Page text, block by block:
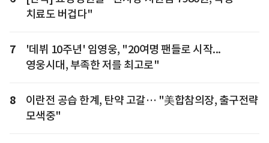
치료도 버겁다"
7
'데뷔 10주년' 임영웅, "20여명 팬들로 시작...
영웅시대, 부족한 저를 최고로"
8
이란전 공습 한계, 탄약 고갈… "美합참의장, 출구전략
모색중"